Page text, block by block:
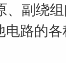
、副绕
电路的